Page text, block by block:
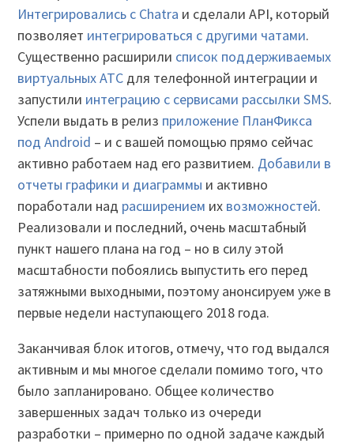
Интегрировались с Chatra и сделали API, который
позволяет интегрироваться с другими чатами.
Существенно расширили список поддерживаемых
виртуальных АТС для телефонной интеграции и
запустили интеграцию с сервисами рассылки SMS.
Успели выдать в релиз приложение ПланФикса
под Android – и с вашей помощью прямо сейчас
активно работаем над его развитием. Добавили в
отчеты графики и диаграммы и активно
поработали над расширением их возможностей.
Реализовали и последний, очень масштабный
пункт нашего плана на год – но в силу этой
масштабности побоялись выпустить его перед
затяжными выходными, поэтому анонсируем уже в
первые недели наступающего 2018 года.
Заканчивая блок итогов, отмечу, что год выдался
активным и мы многое сделали помимо того, что
было запланировано. Общее количество
завершенных задач только из очереди
разработки – примерно по одной задаче каждый